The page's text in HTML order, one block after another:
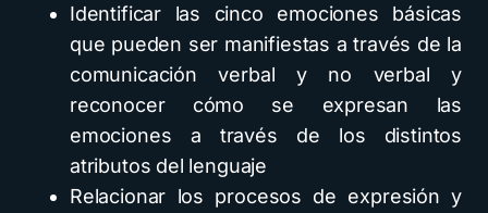
Identificar las cinco emociones básicas
que pueden ser manifiestas a través de la
comunicación verbal y no verbal y
reconocer cómo se expresan las
emociones a través de los distintos
atributos del lenguaje
Relacionar los procesos de expresión y